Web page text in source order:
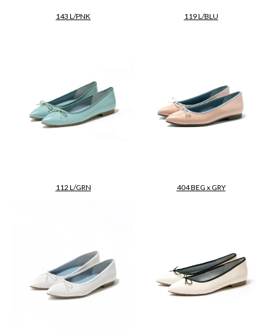
143 L/PNK 119 L/BLU
112 L/GRN 404 BEG x GRY